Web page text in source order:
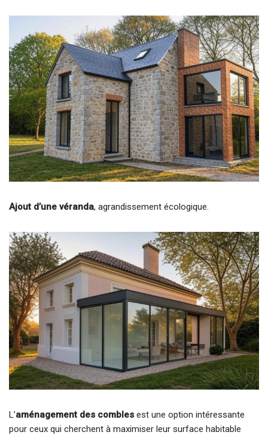
Ajout d’une véranda, agrandissement écologique.
L’aménagement des combles est une option intéressante
pour ceux qui cherchent à maximiser leur surface habitable